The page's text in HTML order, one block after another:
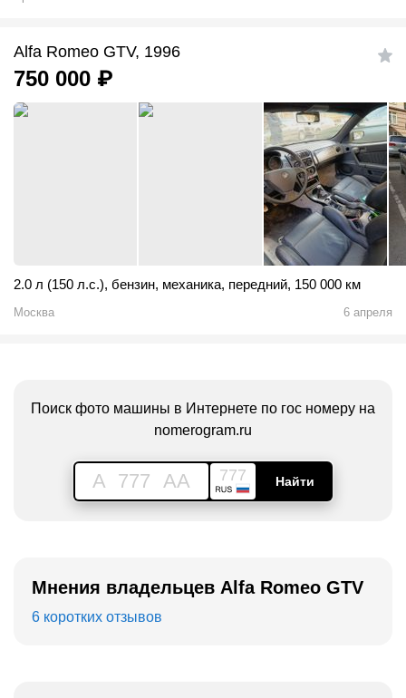
Alfa Romeo GTV, 1996
750 000 ₽
2.0 л (150 л.с.), бензин, механика, передний, 150 000 км
Москва 6 апреля
Поиск фото машины в Интернете по гос номеру на
nomerogram.ru
A 777 AA 777 Найти
Мнения владельцев Alfa Romeo GTV
6 коротких отзывов